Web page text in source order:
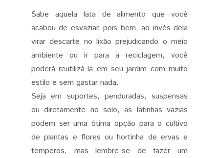
Sabe aquela lata de alimento que você
acabou de esvaziar, pois bem, ao invés dela
virar descarte no lixão prejudicando o meio
ambiente ou ir para a reciclagem, você
poderá reutilizá-la em seu jardim com muito
estilo e sem gastar nada.
Seja em suportes, penduradas, suspensas
ou diretamente no solo, as latinhas vazias
podem ser uma ótima opção para o cultivo
de plantas e flores ou hortinha de ervas e
temperos, mas lembre-se de fazer um